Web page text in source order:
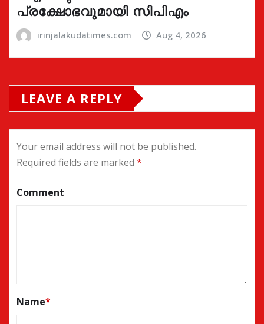
പ്രക്ഷോഭവുമായി സിപിഎം
irinjalakudatimes.com Aug 4, 2026
LEAVE A REPLY
Your email address will not be published.
Required fields are marked *
Comment
Name*